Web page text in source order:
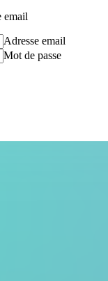
email
Adresse email
Mot de passe